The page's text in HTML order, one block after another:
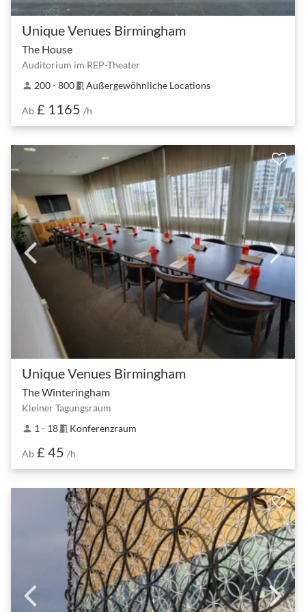
Unique Venues Birmingham
The House
Auditorium im REP-Theater
person 200 - 800meeting_room Außergewöhnliche Locations
Ab £ 1165 /h
Unique Venues Birmingham
The Winteringham
Kleiner Tagungsraum
person 1 - 18meeting_room Konferenzraum
Ab £ 45 /h